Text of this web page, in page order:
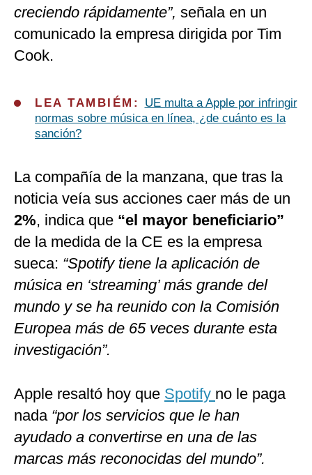
creciendo rápidamente”, señala en un
comunicado la empresa dirigida por Tim
Cook.
LEA TAMBIÉM: UE multa a Apple por infringir
normas sobre música en línea, ¿de cuánto es la
sanción?
La compañía de la manzana, que tras la
noticia veía sus acciones caer más de un
2%, indica que “el mayor beneficiario”
de la medida de la CE es la empresa
sueca: “Spotify tiene la aplicación de
música en ‘streaming’ más grande del
mundo y se ha reunido con la Comisión
Europea más de 65 veces durante esta
investigación”.
Apple resaltó hoy que Spotify no le paga
nada “por los servicios que le han
ayudado a convertirse en una de las
marcas más reconocidas del mundo”.